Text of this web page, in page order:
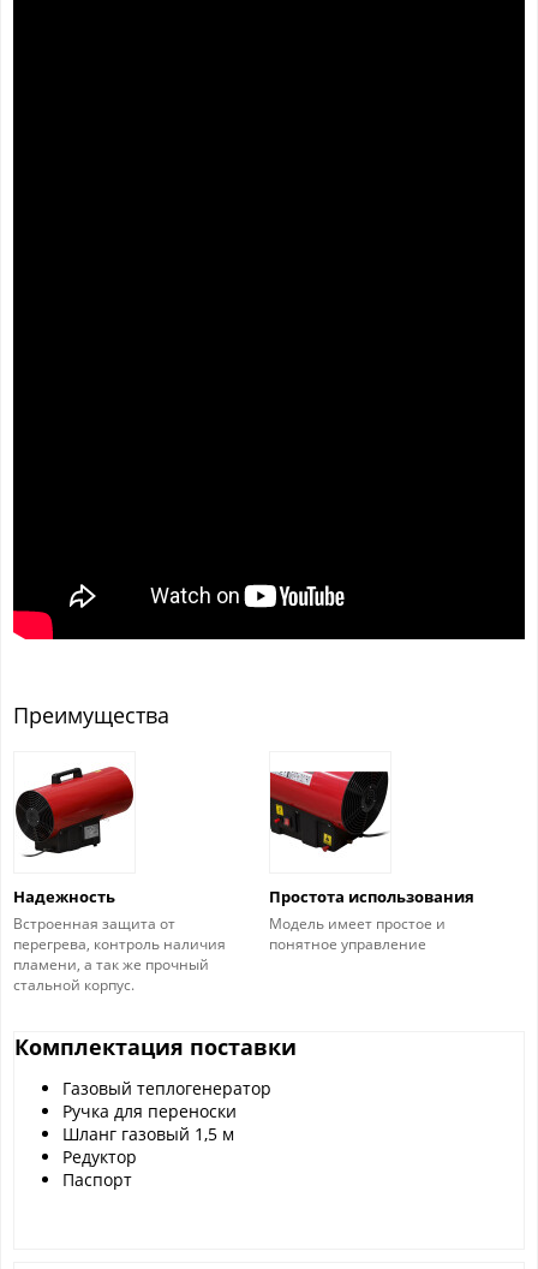
Преимущества
Надежность
Встроенная защита от
перегрева, контроль наличия
пламени, а так же прочный
стальной корпус.
Простота использования
Модель имеет простое и
понятное управление
Комплектация поставки
Газовый теплогенератор
Ручка для переноски
Шланг газовый 1,5 м
Редуктор
Паспорт